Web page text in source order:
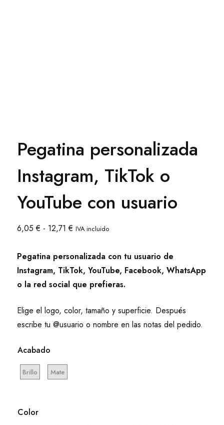
Pegatina personalizada
Instagram, TikTok o
YouTube con usuario
6,05€ - 12,71€ Rango
precios:
desde
6,05 €
hasta
IVA incluido
Pegatina personalizada con tu usuario de
Instagram, TikTok, YouTube, Facebook, WhatsApp
o la red social que prefieras.
Elige el logo, color, tamaño y superficie. Después
escribe tu @usuario o nombre en las notas del pedido.
Acabado
Brillo Mate
Color